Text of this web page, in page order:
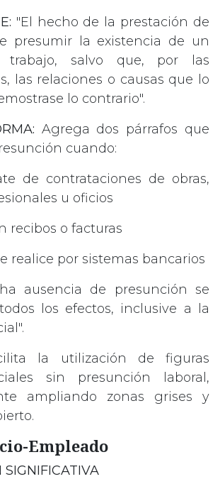
"El hecho de la prestación de
presumir la existencia de un
trabajo, salvo que, por las
las relaciones o causas que lo
lo contrario".
Agrega dos párrafos que
cuando:
contrataciones de obras,
u oficios
o facturas
por sistemas bancarios
de presunción se
los efectos, inclusive a la
la utilización de figuras
sin presunción laboral,
ampliando zonas grises y
Empleado
SIGNIFICATIVA